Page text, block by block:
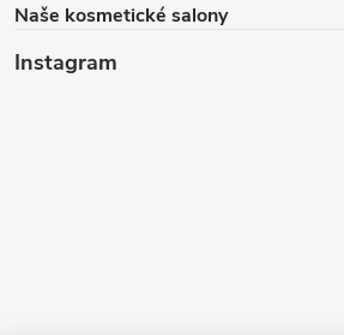
Naše kosmetické salony
Instagram